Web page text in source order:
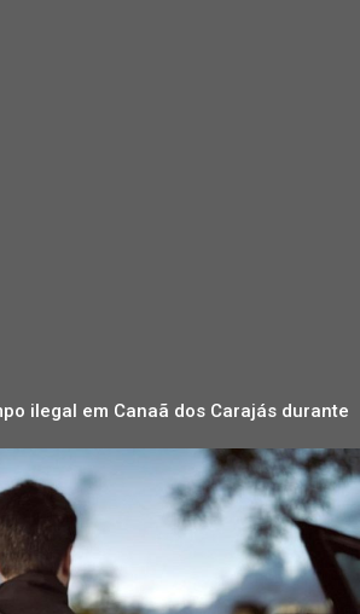
ilegal em Canaã dos Carajás durante